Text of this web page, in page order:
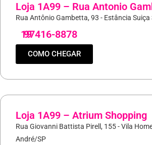
Loja 1A99 – Rua Antonio
Rua Antônio Gambetta, 93 - Estância
19
97416-8878
COMO CHEGAR
Loja 1A99 – Atrium Shopping
Rua Giovanni Battista Pirell, 155 - Vila
André/SP